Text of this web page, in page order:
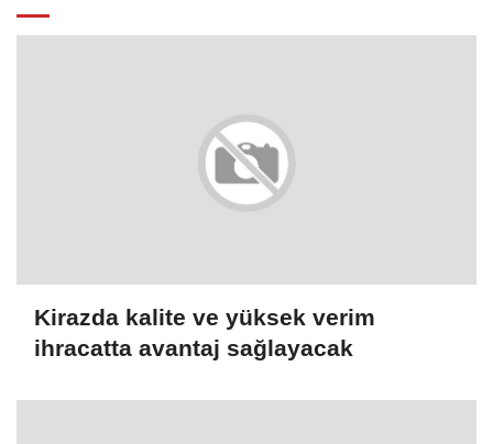
Kirazda kalite ve yüksek verim
ihracatta avantaj sağlayacak